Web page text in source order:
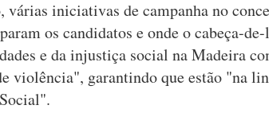
várias iniciativas de campanha no
os candidatos e onde o cabeça-
e da injustiça social na Madeira
violência", garantindo que estão "na